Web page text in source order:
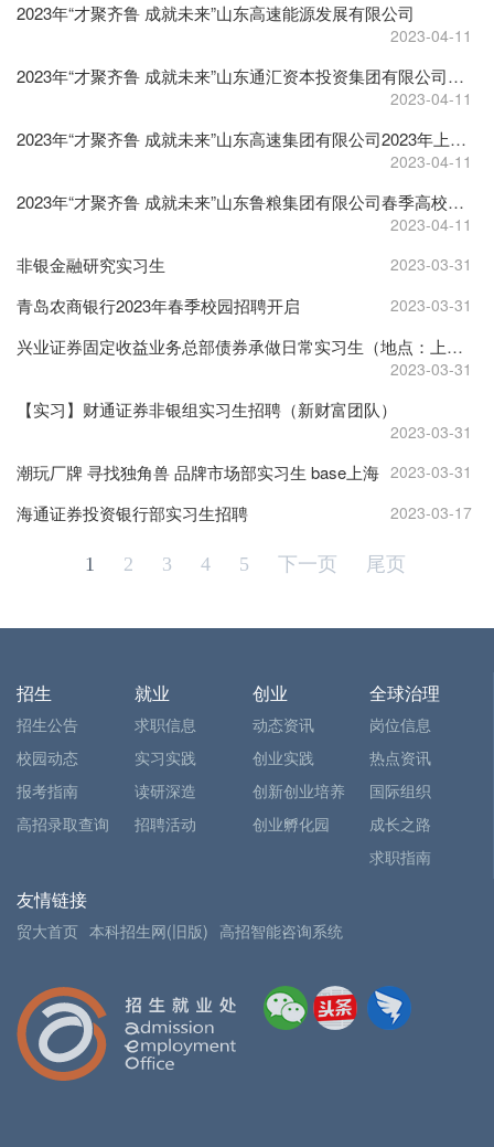
2023年“才聚齐鲁 成就未来”山东高速能源发展有限公司
2023-04-11
2023年“才聚齐鲁 成就未来”山东通汇资本投资集团有限公司招聘
2023-04-11
2023年“才聚齐鲁 成就未来”山东高速集团有限公司2023年上半年校园招聘
2023-04-11
2023年“才聚齐鲁 成就未来”山东鲁粮集团有限公司春季高校毕业生招聘
2023-04-11
非银金融研究实习生 2023-03-31
青岛农商银行2023年春季校园招聘开启 2023-03-31
兴业证券固定收益业务总部债券承做日常实习生（地点：上海）
2023-03-31
【实习】财通证券非银组实习生招聘（新财富团队）
2023-03-31
潮玩厂牌 寻找独角兽 品牌市场部实习生 base上海 2023-03-31
海通证券投资银行部实习生招聘 2023-03-17
1 2 3 4 5 下一页 尾页
招生
招生公告
校园动态
报考指南
高招录取查询
就业
求职信息
实习实践
读研深造
招聘活动
创业
动态资讯
创业实践
创新创业培养
创业孵化园
全球治理
岗位信息
热点资讯
国际组织
成长之路
求职指南
友情链接
贸大首页 本科招生网(旧版) 高招智能咨询系统